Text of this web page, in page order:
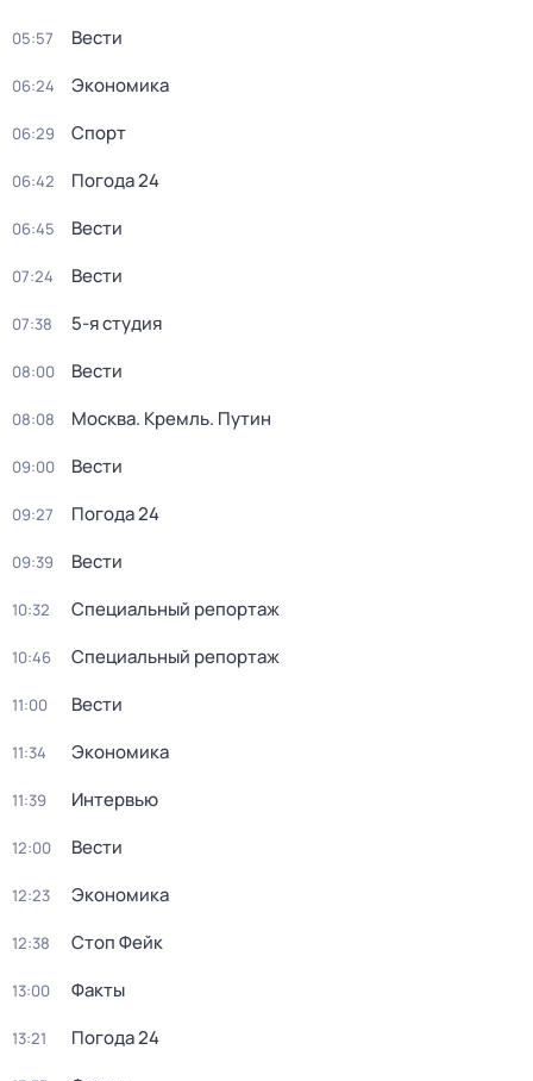
05:57 Вести
06:24 Экономика
06:29 Спорт
06:42 Погода 24
06:45 Вести
07:24 Вести
07:38 5-я студия
08:00 Вести
08:08 Москва. Кремль. Путин
09:00 Вести
09:27 Погода 24
09:39 Вести
10:32 Специальный репортаж
10:46 Специальный репортаж
11:00 Вести
11:34 Экономика
11:39 Интервью
12:00 Вести
12:23 Экономика
12:38 Стоп Фейк
13:00 Факты
13:21 Погода 24